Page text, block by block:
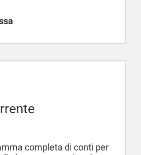
completa di conti per